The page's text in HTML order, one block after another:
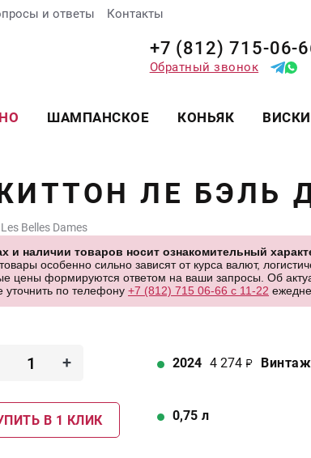
и ответы Контакты
+7 (812) 715-06-
Обратный звонок
ШАМПАНСКОЕ КОНЬЯК ВИСКИ
ЛЕ БЭЛЬ
Belles Dames
и наличии товаров носит ознакомительный
особенно сильно зависят от курса валют,
цены формируются ответом на ваши запросы. Об
уточнить по телефону +7 (812) 715 06-66 с 11-22
+
В 1 КЛИК
2024 4 274 Винтаж
0,75 л